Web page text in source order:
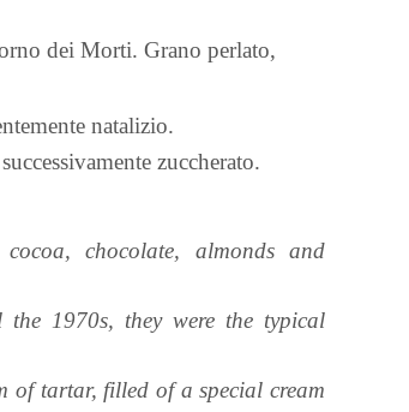
dei Morti. Grano perlato,
natalizio.
zuccherato.
chocolate, almonds and
1970s, they were the typical
of tartar, filled of a special cream